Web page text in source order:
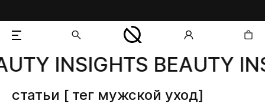
добавлен в корзину
INSIGHTS BEAUTY
статьи [ тег мужской уход]